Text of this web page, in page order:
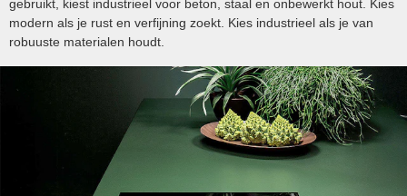
gebruikt, kiest industrieel voor beton, staal en onbewerkt hout. Kies
modern als je rust en verfijning zoekt. Kies industrieel als je van
robuuste materialen houdt.